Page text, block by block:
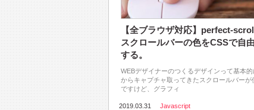
【全ブラウザ対応】perfect-
スクロールバーの色をCSSで自
する。
WEBデザイナーのつくるデザインって基本
からキャプチャ取ってきたスクロールバーが
ですけど、グラフィ
2019.03.31 Javascript